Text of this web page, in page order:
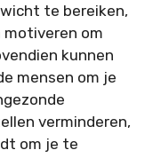
te bereiken,
motiveren om
kunnen
mensen om je
verminderen,
om je te